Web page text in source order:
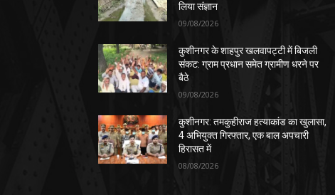
लिया संज्ञान
09/08/2026
कुशीनगर के शाहपुर खलवापट्टी में बिजली
संकट: ग्राम प्रधान समेत ग्रामीण धरने पर
बैठे
09/08/2026
कुशीनगर: तमकुहीराज हत्याकांड का खुलासा,
4 अभियुक्त गिरफ्तार, एक बाल अपचारी
हिरासत में
08/08/2026